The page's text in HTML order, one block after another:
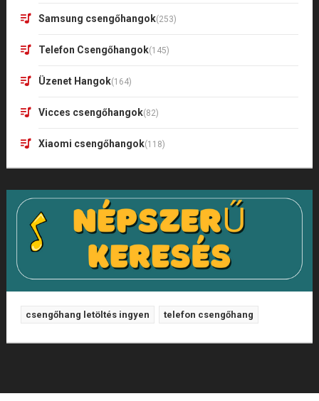
Samsung csengőhangok(253)
Telefon Csengőhangok(145)
Üzenet Hangok(164)
Vicces csengőhangok(82)
Xiaomi csengőhangok(118)
csengőhang letöltés ingyen telefon csengőhang